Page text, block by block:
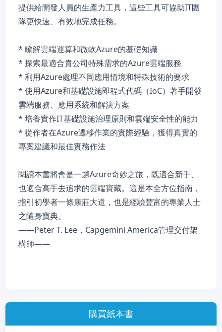
提供給開發人員的生產力工具，這些工具可協助IT團
隊更快速、有效地完成任務。
* 瞭解雲端運算和微軟Azure的基礎知識
* 探索最適合貴公司特殊需求的Azure雲端服務
* 利用Azure處理不同應用情境和特殊技術的要求
* 使用Azure和基礎設施即程式代碼（IoC）著手開發
雲端服務、應用系統和解決方案
* 培養實作IT基礎設施治理原則和雲端安全性的能力
* 從作者在Azure遷移作業的實際經驗，獲得真實的
專案建議和最佳實務作法
閱讀本書將會是一趟Azure奇妙之旅，既適合新手、
也適合高手去追求的雲端寶藏。這是本全方位指南，
指引初學者一條康莊大道，也是經驗豐富的專業人士
之隨身寶典。
——Peter T. Lee，Capgemini America管理交付架
構師——
購買紙本書